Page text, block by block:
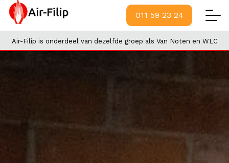
011 59 23 24
Air-Filip is onderdeel van dezelfde groep als Van Noten en WLC